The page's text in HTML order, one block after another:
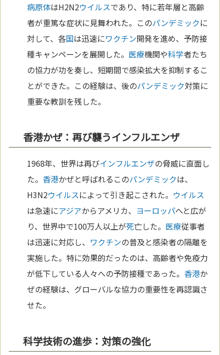
病原体はH2N2ウイルスであり、特に若年層と高齢
者が重篤な症状に見舞われた。このパンデミックに
対して、各国は迅速にワクチン開発を進め、予防接
種キャンペーンを展開した。 医療機関や科学者たち
の協力が功を奏し、短期間で感染拡大を抑制するこ
とができた。この経験は、後のパンデミック対策に
重要な教訓を残した。
香港かぜ：再び襲うインフルエンザ
1968年、世界は再びインフルエンザの脅威に直面し
た。 香港かぜと呼ばれるこのパンデミックは、
H3N2ウイルスによって引き起こされた。 ウイルス
は急速にアジアからアメリカ、 ヨーロッパへと広が
り、世界中で100万人以上が死亡した。 医療従事者
は迅速に対応し、 ワクチンの普及と感染者の隔離を
実施した。特に効果的だったのは、高齢者や免疫力
が低下している人々への予防接種であった。 香港か
ぜの経験は、グローバルな協力の重要性を再認識さ
せた。
科学技術の進歩：対策の強化